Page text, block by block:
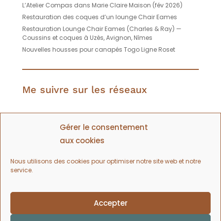
Gérer le consentement
aux cookies
Nous utilisons des cookies pour optimiser notre site web et notre
service.
Accepter
L’Atelier Compas dans Marie Claire Maison (fév 2026)
Restauration des coques d’un lounge Chair Eames
Restauration Lounge Chair Eames (Charles & Ray) —
Coussins et coques à Uzès, Avignon, Nîmes
Nouvelles housses pour canapés Togo Ligne Roset
Me suivre sur les réseaux
Facebook
Pinterest
Instagram
Politique de confidentialité
Politique de cookies (EU)